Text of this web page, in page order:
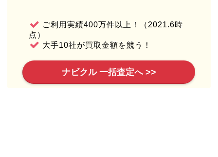
ご利用実績400万件以上！（2021.6時
点）
大手10社が買取金額を競う！
ナビクル 一括査定へ >>